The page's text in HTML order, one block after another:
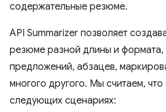
содержательные резюме.
API Summarizer позволяет
резюме разной длины и формата,
предложений, абзацев,
многого другого. Мы считаем, что
следующих сценариях: